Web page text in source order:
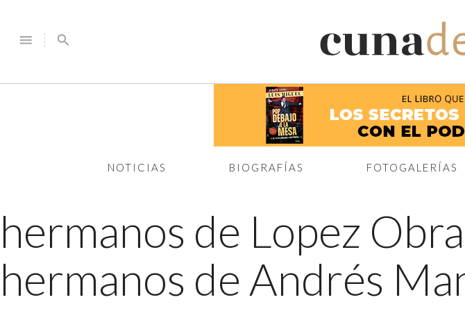
menu search
NOTICIAS BIOGRAFÍAS FOTOGALERÍAS
hermanos de Lopez
hermanos de Andrés